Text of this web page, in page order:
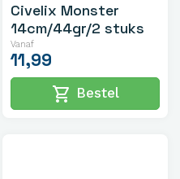
Civelix Monster
14cm/44gr/2 stuks
Vanaf
11,99
shopping_cart Bestel